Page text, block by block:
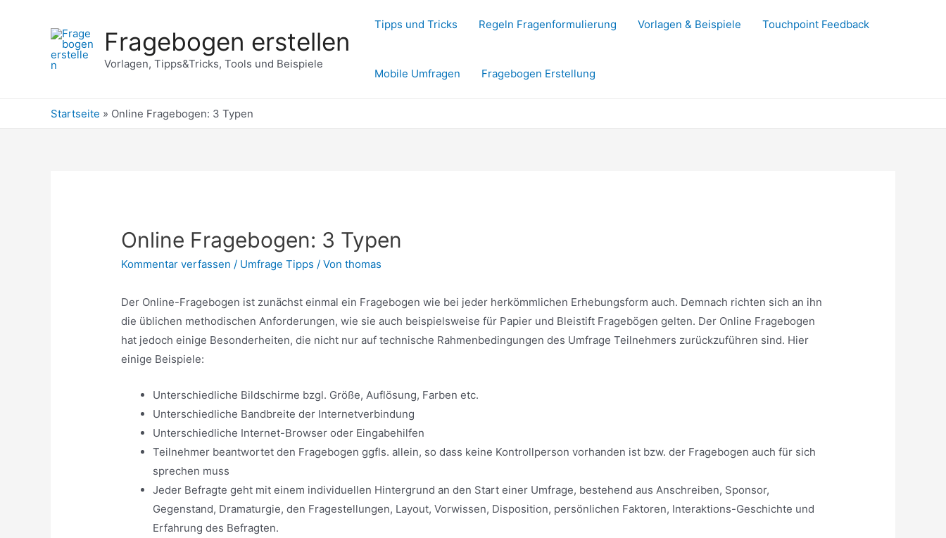
Fragebogen erstellen
Vorlagen, Tipps&Tricks, Tools und Beispiele
Tipps und Tricks Regeln Fragenformulierung Vorlagen & Beispiele Touchpoint Feedback
Mobile Umfragen Fragebogen Erstellung
Startseite » Online Fragebogen: 3 Typen
Online Fragebogen: 3 Typen
Kommentar verfassen / Umfrage Tipps / Vonthomas
Der Online-Fragebogen ist zunächst einmal ein Fragebogen wie bei jeder herkömmlichen Erhebungsform auch. Demnach richten sich an ihn
die üblichen methodischen Anforderungen, wie sie auch beispielsweise für Papier und Bleistift Fragebögen gelten. Der Online Fragebogen
hat jedoch einige Besonderheiten, die nicht nur auf technische Rahmenbedingungen des Umfrage Teilnehmers zurückzuführen sind. Hier
einige Beispiele:
Unterschiedliche Bildschirme bzgl. Größe, Auflösung, Farben etc.
Unterschiedliche Bandbreite der Internetverbindung
Unterschiedliche Internet-Browser oder Eingabehilfen
Teilnehmer beantwortet den Fragebogen ggfls. allein, so dass keine Kontrollperson vorhanden ist bzw. der Fragebogen auch für sich
sprechen muss
Jeder Befragte geht mit einem individuellen Hintergrund an den Start einer Umfrage, bestehend aus Anschreiben, Sponsor,
Gegenstand, Dramaturgie, den Fragestellungen, Layout, Vorwissen, Disposition, persönlichen Faktoren, Interaktions-Geschichte und
Erfahrung des Befragten.